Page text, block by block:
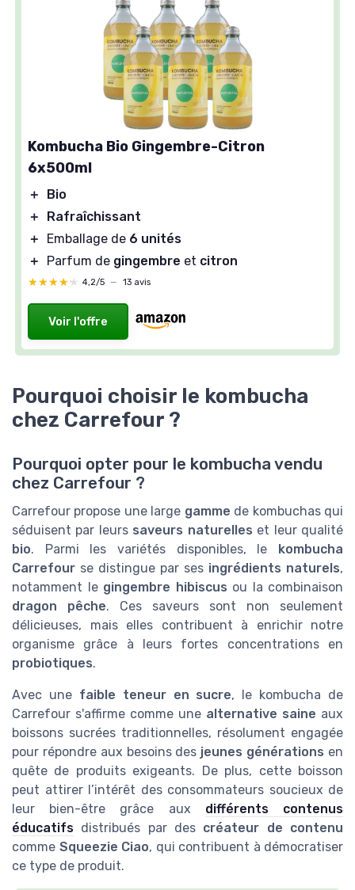
Kombucha Bio Gingembre-Citron
6x500ml
＋
Bio
＋
Rafraîchissant
＋
Emballage de 6 unités
＋
Parfum de gingembre et citron
★★★★★
★★★★★ 4,2/5 — 13 avis
Voir l'offre
Pourquoi choisir le kombucha
chez Carrefour ?
Pourquoi opter pour le kombucha vendu
chez Carrefour ?
Carrefour propose une large gamme de kombuchas qui
séduisent par leurs saveurs naturelles et leur qualité
bio. Parmi les variétés disponibles, le
kombucha
Carrefour se distingue par ses ingrédients naturels,
notamment le gingembre hibiscus ou la combinaison
dragon pêche. Ces saveurs sont non seulement
délicieuses, mais elles contribuent à enrichir notre
organisme grâce à leurs fortes concentrations en
probiotiques.
Avec une faible teneur en sucre, le kombucha de
Carrefour s'affirme comme une alternative saine aux
boissons sucrées traditionnelles, résolument engagée
pour répondre aux besoins des jeunes générations en
quête de produits exigeants. De plus, cette boisson
peut attirer l’intérêt des consommateurs soucieux de
leur bien-être grâce aux différents contenus
éducatifs distribués par des créateur de contenu
comme Squeezie Ciao, qui contribuent à démocratiser
ce type de produit.